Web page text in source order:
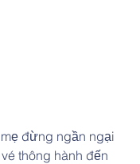
đừng ngần ngại
thông hành đến